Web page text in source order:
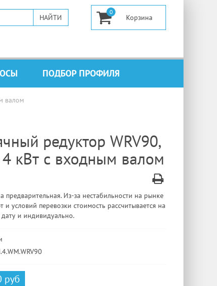
0
ПОДБОР ПРОФИЛЯ
валом
редуктор WRV90,
кВт с входным валом
предварительная. Из-за нестабильности на рынке
и условий перевозки стоимость рассчитывается на
и индивидуально.
руб